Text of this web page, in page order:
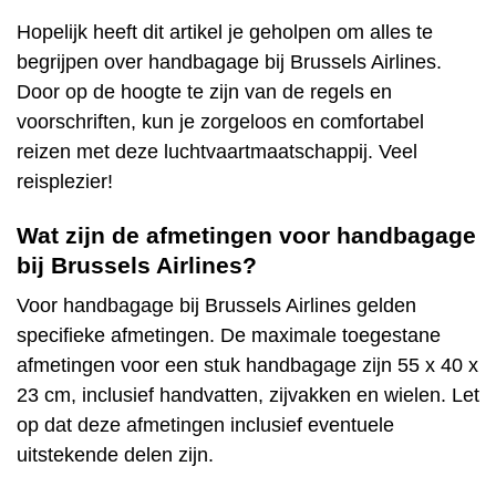
Hopelijk heeft dit artikel je geholpen om alles te
begrijpen over handbagage bij Brussels Airlines.
Door op de hoogte te zijn van de regels en
voorschriften, kun je zorgeloos en comfortabel
reizen met deze luchtvaartmaatschappij. Veel
reisplezier!
Wat zijn de afmetingen voor handbagage
bij Brussels Airlines?
Voor handbagage bij Brussels Airlines gelden
specifieke afmetingen. De maximale toegestane
afmetingen voor een stuk handbagage zijn 55 x 40 x
23 cm, inclusief handvatten, zijvakken en wielen. Let
op dat deze afmetingen inclusief eventuele
uitstekende delen zijn.